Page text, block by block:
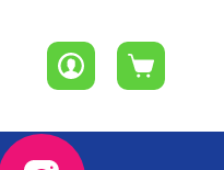
Winkelwagen